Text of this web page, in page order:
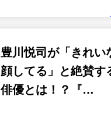
豊川悦司が「きれい
顔してる」と絶賛す
俳優とは！？『…